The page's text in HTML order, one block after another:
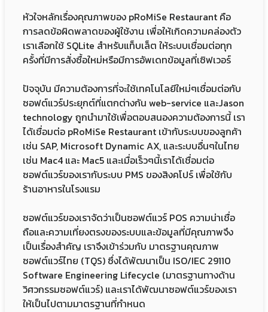
หัวใจหลักเรื่องคุณภาพของ pRoMiSe Restaurant คือ
การลดข้อผิดพลาดของผู้ใช้งาน เพื่อให้เกิดความคล่องตัว
เราเลือกใช้ SQLite สำหรับแท็บเล็ต ให้ระบบเชื่อมต่อทุก
ครั้งที่มีการสั่งซื้อใหม่หรือมีการอัพเดทข้อมูลที่เซิฟเวอร์
ปัจจุบัน มีความต้องการที่จะใช้เทคโนโลยีใหม่ๆเชื่อมต่อกับ
ซอฟต์แวร์ประยุกต์ที่แตกต่างกัน web-service และJason
technology ถูกนำมาใช้เพื่อตอบสนองความต้องการนี้ เรา
ได้เชื่อมต่อ pRoMiSe Restaurant เข้ากับระบบของลูกค้า
เช่น SAP, Microsoft Dynamic AX, และระบบอื่นๆในไทย
เช่น Mac4 และ Mac5 และเมื่อเร็วๆนี้เราได้เชื่อมต่อ
ซอฟต์แวร์ของเรากับระบบ PMS ของสิงคโปร์ เพื่อใช้กับ
ร้านอาหารในโรงแรม
ซอฟต์แวร์ของเราจัดว่าเป็นซอฟต์แวร์ POS ความน่าเชื่อ
ถือและความเที่ยงตรงของระบบและข้อมูลที่มีคุณภาพจึง
เป็นเรื่องสำคัญ เราจึงเข้าร่วมกับ มาตรฐานคุณภาพ
ซอฟต์แวร์ไทย (TQS) ซึ่งได้พัฒนาเป็น ISO/IEC 29110
Software Engineering Lifecycle (มาตรฐานทางด้าน
วิศวกรรมซอฟต์แวร์) และเราได้พัฒนาซอฟต์แวร์ของเรา
ให้เป็นไปตามมาตรฐานที่กำหนด